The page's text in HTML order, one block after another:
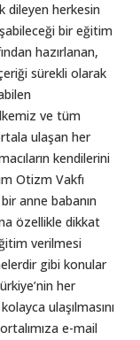
dileyen herkesin
bir eğitim
hazırlanan,
sürekli olarak
ve tüm
ulaşan her
kendilerini
Otizm Vakfı
anne babanın
özellikle dikkat
verilmesi
gibi konular
her
ulaşılmasını
e-mail